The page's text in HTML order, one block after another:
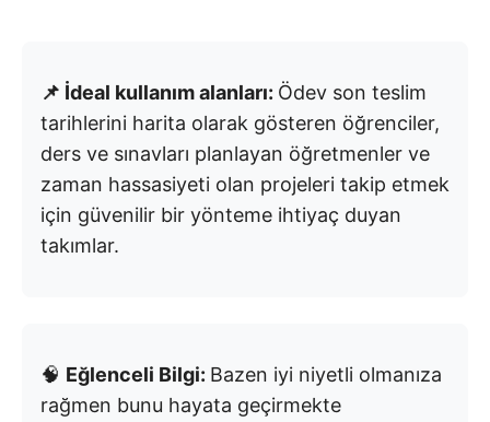
📌 İdeal kullanım alanları: Ödev son teslim
tarihlerini harita olarak gösteren öğrenciler,
ders ve sınavları planlayan öğretmenler ve
zaman hassasiyeti olan projeleri takip etmek
için güvenilir bir yönteme ihtiyaç duyan
takımlar.
🧠 Eğlenceli Bilgi: Bazen iyi niyetli olmanıza
rağmen bunu hayata geçirmekte